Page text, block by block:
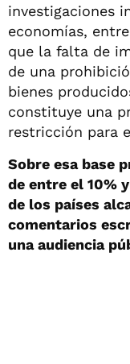
investigaciones
economías,
que la falta de
de una
bienes
constituye una
restricción para
Sobre esa base
de entre el 10%
de los países
comentarios
una audiencia